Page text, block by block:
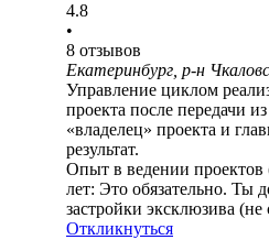
4.8
•
8 отзывов
Екатеринбург, р-н
Управление циклом
проекта после передачи
«владелец» проекта и
результат.
Опыт в ведении проектов
лет: Это обязательно. Ты
застройки эксклюзива (не
Откликнуться